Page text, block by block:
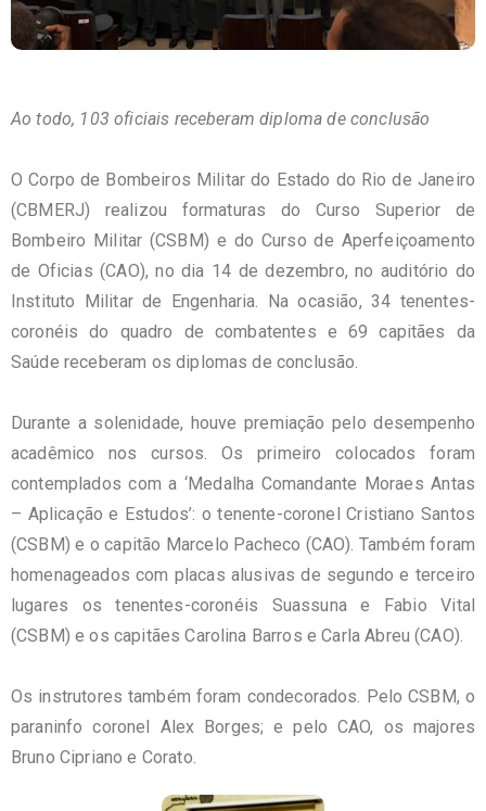
Ao todo, 103 oficiais receberam diploma de conclusão
O Corpo de Bombeiros Militar do Estado do Rio de Janeiro
(CBMERJ) realizou formaturas do Curso Superior de
Bombeiro Militar (CSBM) e do Curso de Aperfeiçoamento
de Oficias (CAO), no dia 14 de dezembro, no auditório do
Instituto Militar de Engenharia. Na ocasião, 34 tenentes-
coronéis do quadro de combatentes e 69 capitães da
Saúde receberam os diplomas de conclusão.
Durante a solenidade, houve premiação pelo desempenho
acadêmico nos cursos. Os primeiro colocados foram
contemplados com a ‘Medalha Comandante Moraes Antas
– Aplicação e Estudos’: o tenente-coronel Cristiano Santos
(CSBM) e o capitão Marcelo Pacheco (CAO). Também foram
homenageados com placas alusivas de segundo e terceiro
lugares os tenentes-coronéis Suassuna e Fabio Vital
(CSBM) e os capitães Carolina Barros e Carla Abreu (CAO).
Os instrutores também foram condecorados. Pelo CSBM, o
paraninfo coronel Alex Borges; e pelo CAO, os majores
Bruno Cipriano e Corato.